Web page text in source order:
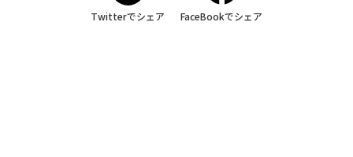
Twitterでシェア FaceBookでシェア